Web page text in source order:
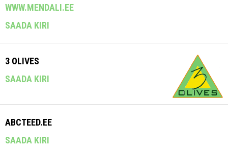
WWW.MENDALI.EE
SAADA KIRI
3 OLIVES
SAADA KIRI
ABCTEED.EE
SAADA KIRI